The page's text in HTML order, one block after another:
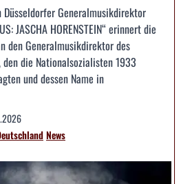
Düsseldorfer Generalmusikdirektor
JASCHA HORENSTEIN“ erinnert die
den Generalmusikdirektor des
den die Nationalsozialisten 1933
und dessen Name in
News